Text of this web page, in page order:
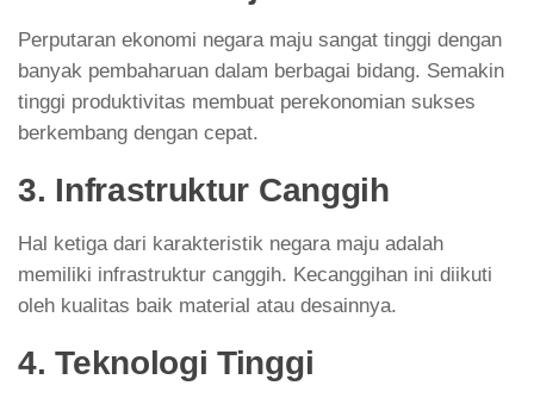
Perputaran ekonomi negara maju sangat tinggi dengan
banyak pembaharuan dalam berbagai bidang. Semakin
tinggi produktivitas membuat perekonomian sukses
berkembang dengan cepat.
3. Infrastruktur Canggih
Hal ketiga dari karakteristik negara maju adalah
memiliki infrastruktur canggih. Kecanggihan ini diikuti
oleh kualitas baik material atau desainnya.
4. Teknologi Tinggi